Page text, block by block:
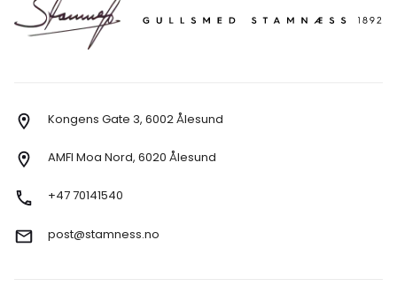
Kongens Gate 3, 6002 Ålesund
AMFI Moa Nord, 6020 Ålesund
+47 70141540
post@stamness.no